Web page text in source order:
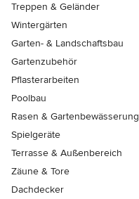
Treppen & Geländer
Wintergärten
Garten- & Landschaftsbau
Gartenzubehör
Pflasterarbeiten
Poolbau
Rasen & Gartenbewässerung
Spielgeräte
Terrasse & Außenbereich
Zäune & Tore
Dachdecker